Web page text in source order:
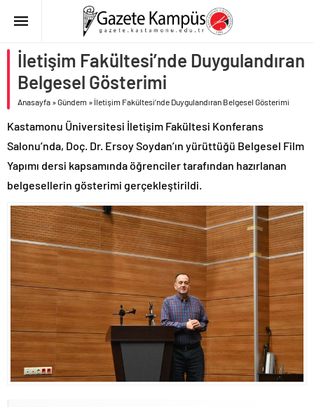
İletişim Fakültesi’nde Duygulandıran
Belgesel Gösterimi
Anasayfa »Gündem » İletişim Fakültesi’nde Duygulandıran Belgesel Gösterimi
Kastamonu Üniversitesi İletişim Fakültesi Konferans
Salonu’nda, Doç. Dr. Ersoy Soydan’ın yürüttüğü Belgesel Film
Yapımı dersi kapsamında öğrenciler tarafından hazırlanan
belgesellerin gösterimi gerçekleştirildi.